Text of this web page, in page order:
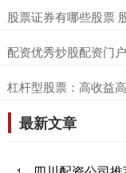
股票证券有哪些股票
配资优秀炒股配资门
杠杆型股票：高收益
最新文章